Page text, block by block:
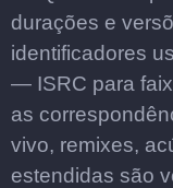
durações e
identificadores
— ISRC para
as
vivo, remixes,
estendidas são